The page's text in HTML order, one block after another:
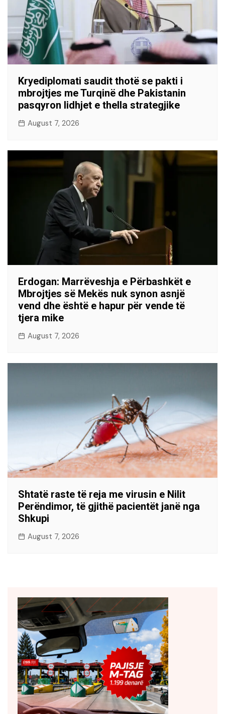
Kryediplomati saudit thotë se pakti i
mbrojtjes me Turqinë dhe Pakistanin
pasqyron lidhjet e thella strategjike
August 7, 2026
Erdogan: Marrëveshja e Përbashkët e
Mbrojtjes së Mekës nuk synon asnjë
vend dhe është e hapur për vende të
tjera mike
August 7, 2026
Shtatë raste të reja me virusin e Nilit
Perëndimor, të gjithë pacientët janë nga
Shkupi
August 7, 2026